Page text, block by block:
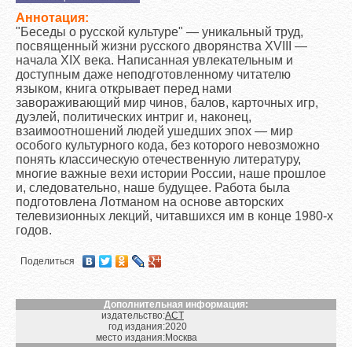
Аннотация:
"Беседы о русской культуре" — уникальный труд,
посвященный жизни русского дворянства XVIII —
начала XIX века. Написанная увлекательным и
доступным даже неподготовленному читателю
языком, книга открывает перед нами
завораживающий мир чинов, балов, карточных игр,
дуэлей, политических интриг и, наконец,
взаимоотношений людей ушедших эпох — мир
особого культурного кода, без которого невозможно
понять классическую отечественную литературу,
многие важные вехи истории России, наше прошлое
и, следовательно, наше будущее. Работа была
подготовлена Лотманом на основе авторских
телевизионных лекций, читавшихся им в конце 1980-х
годов.
Поделиться
Дополнительная информация:
издательство:АСТ
год издания:2020
место издания:Москва